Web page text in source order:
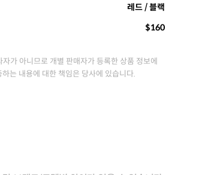
레드 / 블랙
$160
가 아니므로 개별 판매자가 등록한 상품 정보에
는 내용에 대한 책임은 당사에 있습니다.